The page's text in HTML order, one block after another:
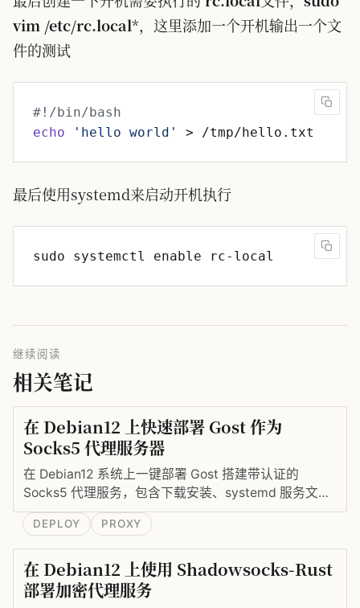
vim /etc/rc.local*，这里添加一个开机输出一个文
件的测试
echo
'hello world'
最后使用systemd来启动开机执行
继续阅读
相关笔记
在 Debian12 上快速部署 Gost 作为
Socks5 代理服务器
在 Debian12 系统上一键部署 Gost 搭建带认证的
Socks5 代理服务，包含下载安装、systemd 服务文件
编写与开机自启。
DEPLOY PROXY
在 Debian12 上使用 Shadowsocks-Rust
部署加密代理服务